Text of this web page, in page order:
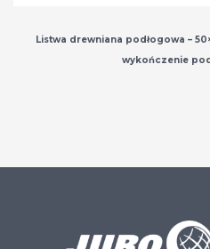
Listwa drewniana podłogowa –
wykończenie